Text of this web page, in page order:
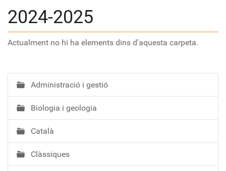
2024-2025
Actualment no hi ha elements dins d'aquesta carpeta.
N
a
v
e
g
a
c
Administració i gestió
Biologia i geologia
Català
Clàssiques